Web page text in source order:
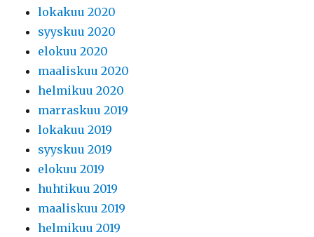
lokakuu 2020
syyskuu 2020
elokuu 2020
maaliskuu 2020
helmikuu 2020
marraskuu 2019
lokakuu 2019
syyskuu 2019
elokuu 2019
huhtikuu 2019
maaliskuu 2019
helmikuu 2019